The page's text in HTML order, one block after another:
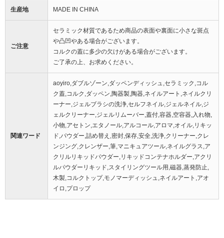
生産地 MADE IN CHINA
ご注意
セラミック材質であるため商品の表面や裏面に小さな斑点
や凸凹やある場合がございます。
コルクの蓋に多少の欠けがある場合がございます。
ご了承の上、お求めください。
関連ワード
aoyiro,ダブルゾーン,ダッペンディッシュ,セラミック,コル
ク蓋,コルク,ダッペン,陶器製,陶器,ネイルアート,ネイルクリ
ーナー,ジェルブラシの洗浄,セルフネイル,ジェルネイル,ジ
ェルクリーナー,ジェルリムーバー,蓋付,容器,空容器,入れ物,
小物,アセトン,エタノール,アルコール,アロマ,オイル,リキッ
ド,パウダー,詰め替え,密封,保存,安全,洗浄,クリーナー,クレ
ンジング,クレンザー,筆,マニキュアツール,ネイルグラス,ア
クリルリキッドパウダー,リキッドコンテナホルダー,アクリ
ルパウダーリキッド,スタイリングツール用,磁器,蒸発防止,
木製,コルクトップ,モノマーディッシュ,ネイルアート,アオ
イロ,プロップ